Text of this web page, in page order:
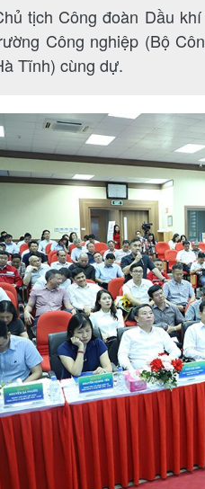
tịch Công đoàn Dầu
Công nghiệp (Bộ
Tĩnh) cùng dự.